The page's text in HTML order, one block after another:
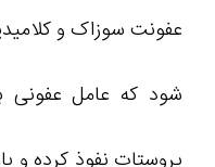
عفونت سوزاک و
شود که عامل عفونی
پروستات نفوذ کرده و